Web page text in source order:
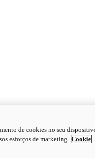
de cookies no seu
esforços de marketing. Cookie